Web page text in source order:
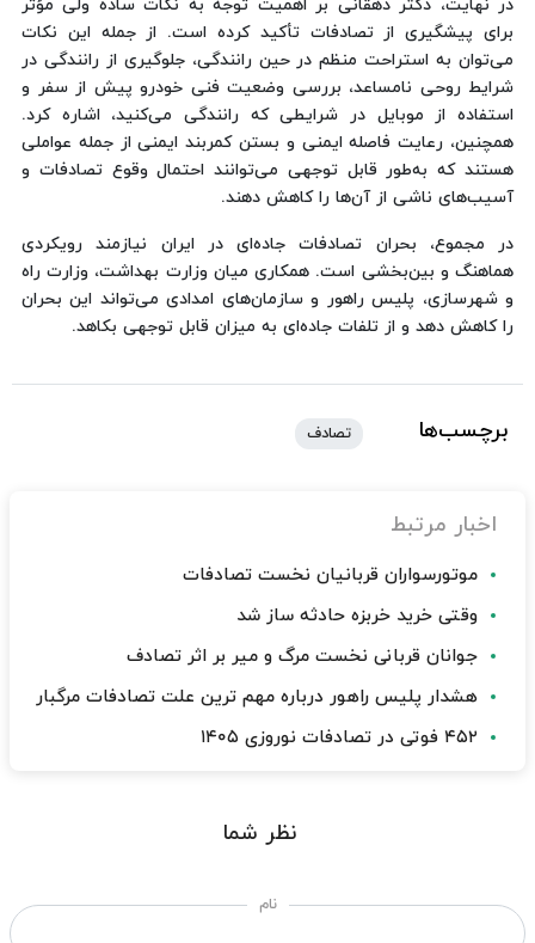
در نهایت، دکتر دهقانی بر اهمیت توجه به نکات ساده ولی مؤثر
برای پیشگیری از تصادفات تأکید کرده است. از جمله این نکات
می‌توان به استراحت منظم در حین رانندگی، جلوگیری از رانندگی در
شرایط روحی نامساعد، بررسی وضعیت فنی خودرو پیش از سفر و
استفاده از موبایل در شرایطی که رانندگی می‌کنید، اشاره کرد.
همچنین، رعایت فاصله ایمنی و بستن کمربند ایمنی از جمله عواملی
هستند که به‌طور قابل توجهی می‌توانند احتمال وقوع تصادفات و
آسیب‌های ناشی از آن‌ها را کاهش دهند.
در مجموع، بحران تصادفات جاده‌ای در ایران نیازمند رویکردی
هماهنگ و بین‌بخشی است. همکاری میان وزارت بهداشت، وزارت راه
و شهرسازی، پلیس راهور و سازمان‌های امدادی می‌تواند این بحران
را کاهش دهد و از تلفات جاده‌ای به میزان قابل توجهی بکاهد.
برچسب‌ها تصادف
اخبار مرتبط
موتورسواران قربانیان نخست تصادفات
وقتی خرید خربزه حادثه ساز شد
جوانان قربانی نخست مرگ و میر بر اثر تصادف
هشدار پلیس راهور درباره مهم ترین علت تصادفات مرگبار
۴۵۲ فوتی در تصادفات نوروزی ۱۴۰۵
نظر شما
نام